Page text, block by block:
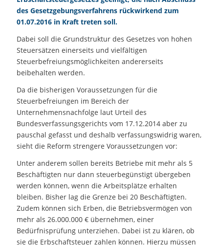
des Gesetzgebungsverfahrens rückwirkend zum
01.07.2016 in Kraft treten soll.
Dabei soll die Grundstruktur des Gesetzes von hohen
Steuersätzen einerseits und vielfältigen
Steuerbefreiungsmöglichkeiten andererseits
beibehalten werden.
Da die bisherigen Voraussetzungen für die
Steuerbefreiungen im Bereich der
Unternehmensnachfolge laut Urteil des
Bundesverfassungsgerichts vom 17.12.2014 aber zu
pauschal gefasst und deshalb verfassungswidrig waren,
sieht die Reform strengere Voraussetzungen vor:
Unter anderem sollen bereits Betriebe mit mehr als 5
Beschäftigten nur dann steuerbegünstigt übergeben
werden können, wenn die Arbeitsplätze erhalten
bleiben. Bisher lag die Grenze bei 20 Beschäftigten.
Zudem können sich Erben, die Betriebsvermögen von
mehr als 26.000.000 € übernehmen, einer
Bedürfnisprüfung unterziehen. Dabei ist zu klären, ob
sie die Erbschaftsteuer zahlen können. Hierzu müssen